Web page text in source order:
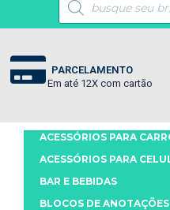
PARCELAMENTO
Em até 12X com cartão
ACESSÓRIOS PARA
ACESSÓRIOS PARA
BAR E BEBIDAS
BLOCOS DE ANOTAÇÕES